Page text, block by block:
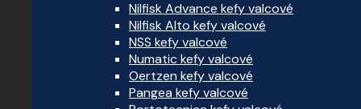
Nilfisk Advance kefy valcové
Nilfisk Alto kefy valcové
NSS kefy valcové
Numatic kefy valcové
Oertzen kefy valcové
Pangea kefy valcové